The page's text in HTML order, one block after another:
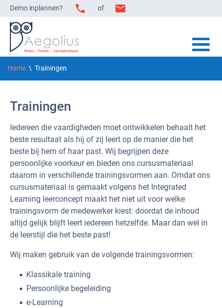
Demo inplannen? of
Home \ Trainingen
Trainingen
Iedereen die vaardigheden moet ontwikkelen behaalt het
beste resultaat als hij of zij leert op de manier die het
beste bij hem of haar past. Wij begrijpen deze
persoonlijke voorkeur en bieden ons cursusmateriaal
daarom in verschillende trainingsvormen aan. Omdat ons
cursusmateriaal is gemaakt volgens het Integrated
Learning leerconcept maakt het niet uit voor welke
trainingsvorm de medewerker kiest: doordat de inhoud
altijd gelijk blijft leert iedereen hetzelfde. Maar dan wel in
de leerstijl die het beste past!
Wij maken gebruik van de volgende trainingsvormen:
Klassikale training
Persoonlijke begeleiding
e-Learning